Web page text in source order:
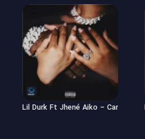
Lil Uzi Vert – Double See